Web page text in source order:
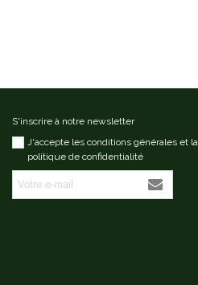
S'inscrire à notre newsletter
J'accepte les conditions générales et la
politique de confidentialité